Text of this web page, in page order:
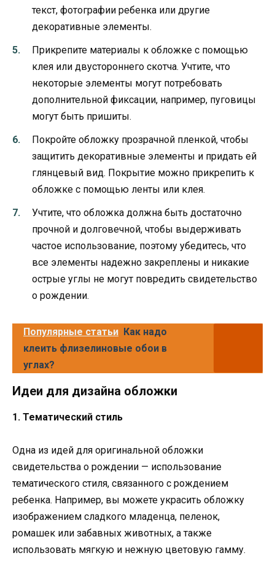
текст, фотографии ребенка или другие
декоративные элементы.
Прикрепите материалы к обложке с помощью
клея или двустороннего скотча. Учтите, что
некоторые элементы могут потребовать
дополнительной фиксации, например, пуговицы
могут быть пришиты.
Покройте обложку прозрачной пленкой, чтобы
защитить декоративные элементы и придать ей
глянцевый вид. Покрытие можно прикрепить к
обложке с помощью ленты или клея.
Учтите, что обложка должна быть достаточно
прочной и долговечной, чтобы выдерживать
частое использование, поэтому убедитесь, что
все элементы надежно закреплены и никакие
острые углы не могут повредить свидетельство
о рождении.
Популярные статьи Как надо
клеить флизелиновые обои в
углах?
Идеи для дизайна обложки
1. Тематический стиль
Одна из идей для оригинальной обложки
свидетельства о рождении — использование
тематического стиля, связанного с рождением
ребенка. Например, вы можете украсить обложку
изображением сладкого младенца, пеленок,
ромашек или забавных животных, а также
использовать мягкую и нежную цветовую гамму.